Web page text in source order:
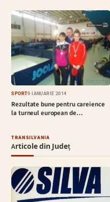
SPORT9 IANUARIE 2014
Rezultate bune pentru careience
la turneul european de…
TRANSILVANIA
Articole din Județ